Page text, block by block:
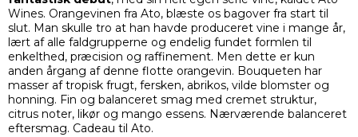
Wines. Orangevinen fra Ato, blæste os bagover fra start til
slut. Man skulle tro at han havde produceret vine i mange år,
lært af alle faldgrupperne og endelig fundet formlen til
enkelthed, præcision og raffinement. Men dette er kun
anden årgang af denne flotte orangevin. Bouqueten har
masser af tropisk frugt, fersken, abrikos, vilde blomster og
honning. Fin og balanceret smag med cremet struktur,
citrus noter, likør og mango essens. Nærværende balanceret
eftersmag. Cadeau til Ato.